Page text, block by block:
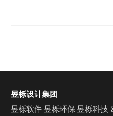
昱栎设计集团
昱栎软件 昱栎环保 昱栎科技